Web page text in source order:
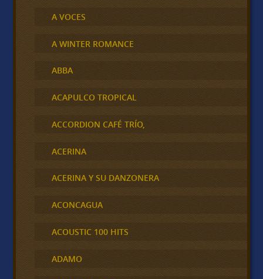
A VOCES
A WINTER ROMANCE
ABBA
ACAPULCO TROPICAL
ACCORDION CAFÉ TRÍO,
ACERINA
ACERINA Y SU DANZONERA
ACONCAGUA
ACOUSTIC 100 HITS
ADAMO